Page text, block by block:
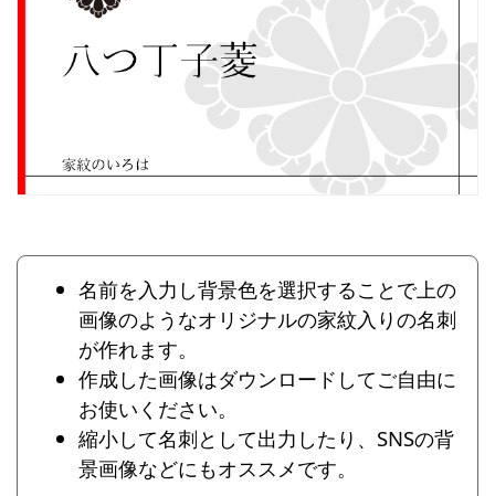
名前を入力し背景色を選択することで上の
画像のようなオリジナルの家紋入りの名刺
が作れます。
作成した画像はダウンロードしてご自由に
お使いください。
縮小して名刺として出力したり、SNSの背
景画像などにもオススメです。